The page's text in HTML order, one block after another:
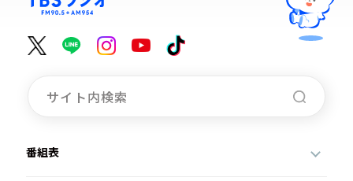
番組表